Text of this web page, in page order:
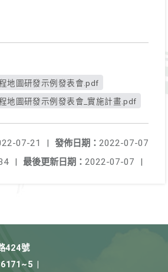
地圖研發示例發表會.pdf
地圖研發示例發表會_實施計畫.pdf
發佈日期： 2022-07-07
07-21
|
最後更新日期： 2022-07-07 |
|
424號